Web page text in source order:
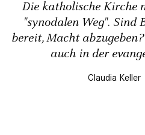
Die katholische Kirche
"synodalen Weg".
bereit, Macht
auch in der
Claudia Keller